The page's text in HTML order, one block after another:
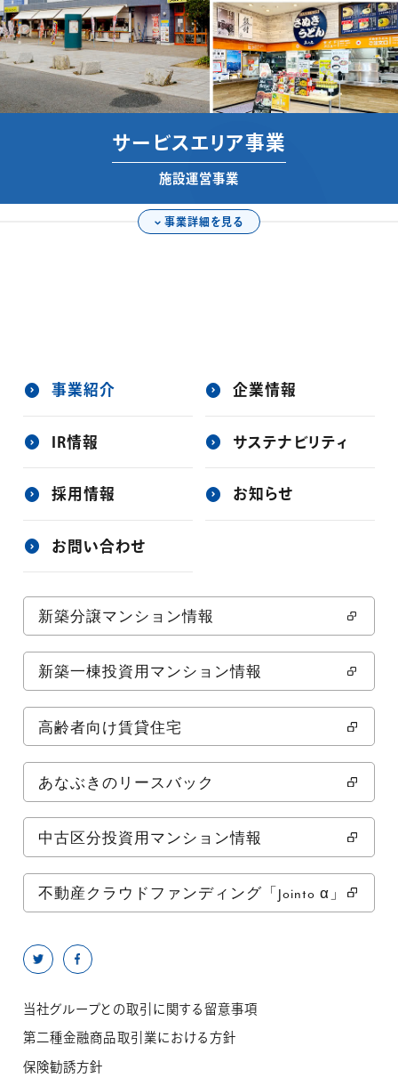
サービスエリア事業
施設運営事業
事業詳細を見る
事業紹介 企業情報
IR情報 サステナビリティ
採用情報 お知らせ
お問い合わせ
新築分譲マンション情報
新築一棟投資用マンション情報
高齢者向け賃貸住宅
あなぶきのリースバック
中古区分投資用マンション情報
不動産クラウドファンディング「Jointo α」
当社グループとの取引に関する留意事項
第二種金融商品取引業における方針
保険勧誘方針